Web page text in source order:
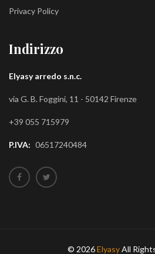
Privacy Policy
Indirizzo
Elyasy arredo s.n.c.
via G. B. Foggini, 11 - 50142 Firenze
+39 055 715979
P.IVA: 06517240484
© 2026ElyasyAll